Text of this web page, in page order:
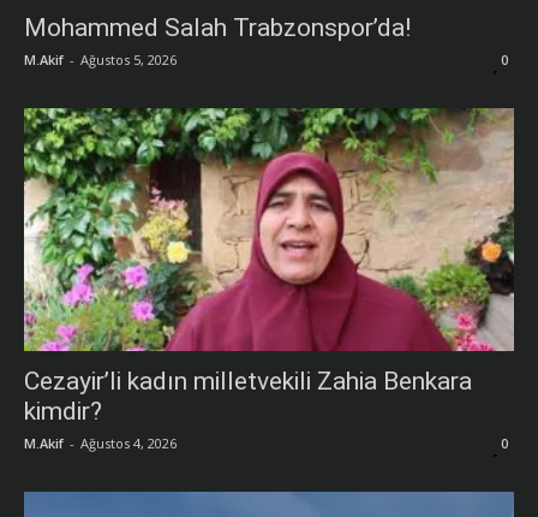
Mohammed Salah Trabzonspor’da!
M.Akif - Ağustos 5, 2026 0
Cezayir’li kadın milletvekili Zahia Benkara
kimdir?
M.Akif - Ağustos 4, 2026 0